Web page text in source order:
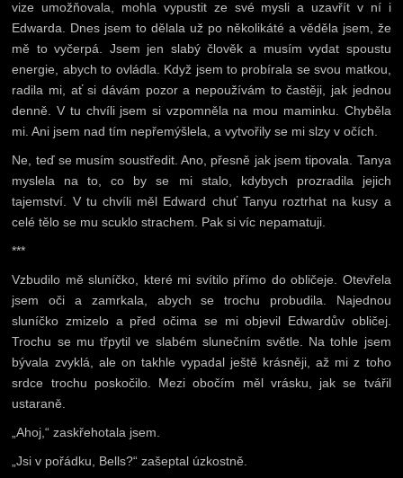
vize umožňovala, mohla vypustit ze své mysli a uzavřít v ní i
Edwarda. Dnes jsem to dělala už po několikáté a věděla jsem, že
mě to vyčerpá. Jsem jen slabý člověk a musím vydat spoustu
energie, abych to ovládla. Když jsem to probírala se svou matkou,
radila mi, ať si dávám pozor a nepoužívám to častěji, jak jednou
denně. V tu chvíli jsem si vzpomněla na mou maminku. Chyběla
mi. Ani jsem nad tím nepřemýšlela, a vytvořily se mi slzy v očích.
Ne, teď se musím soustředit. Ano, přesně jak jsem tipovala. Tanya
myslela na to, co by se mi stalo, kdybych prozradila jejich
tajemství. V tu chvíli měl Edward chuť Tanyu roztrhat na kusy a
celé tělo se mu scuklo strachem. Pak si víc nepamatuji.
***
Vzbudilo mě sluníčko, které mi svítilo přímo do obličeje. Otevřela
jsem oči a zamrkala, abych se trochu probudila. Najednou
sluníčko zmizelo a před očima se mi objevil Edwardův obličej.
Trochu se mu třpytil ve slabém slunečním světle. Na tohle jsem
bývala zvyklá, ale on takhle vypadal ještě krásněji, až mi z toho
srdce trochu poskočilo. Mezi obočím měl vrásku, jak se tvářil
ustaraně.
„Ahoj,“ zaskřehotala jsem.
„Jsi v pořádku, Bells?“ zašeptal úzkostně.